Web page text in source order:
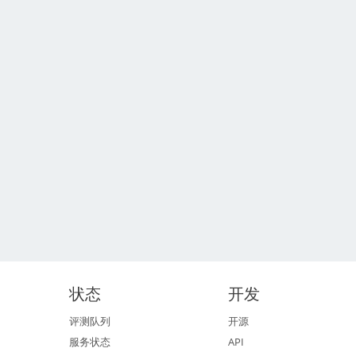
状态
评测队列
服务状态
开发
开源
API